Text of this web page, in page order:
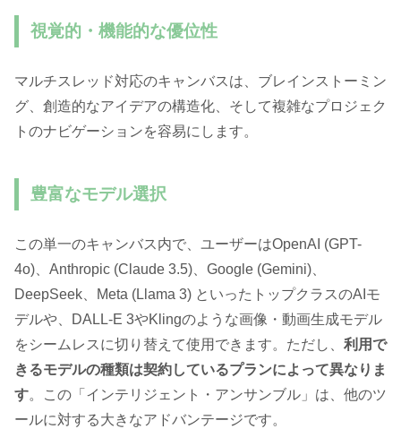
視覚的・機能的な優位性
マルチスレッド対応のキャンバスは、ブレインストーミン
グ、創造的なアイデアの構造化、そして複雑なプロジェク
トのナビゲーションを容易にします。
豊富なモデル選択
この単一のキャンバス内で、ユーザーはOpenAI (GPT-
4o)、Anthropic (Claude 3.5)、Google (Gemini)、
DeepSeek、Meta (Llama 3) といったトップクラスのAIモ
デルや、DALL-E 3やKlingのような画像・動画生成モデル
をシームレスに切り替えて使用できます。ただし、 利用で
きるモデルの種類は契約しているプランによって異なりま
す。この「インテリジェント・アンサンブル」は、他のツ
ールに対する大きなアドバンテージです。